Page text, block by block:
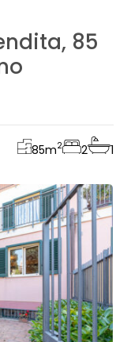
85
85m2 2 1